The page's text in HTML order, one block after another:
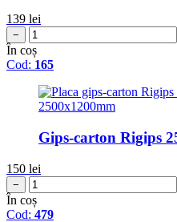
139 lei
−
În coș
Cod: 165
Gips-carton Rigips
150 lei
−
În coș
Cod: 479